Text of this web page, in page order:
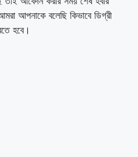
আপনাকে বলেছি কিভাবে ডিগ্রী
হবে।